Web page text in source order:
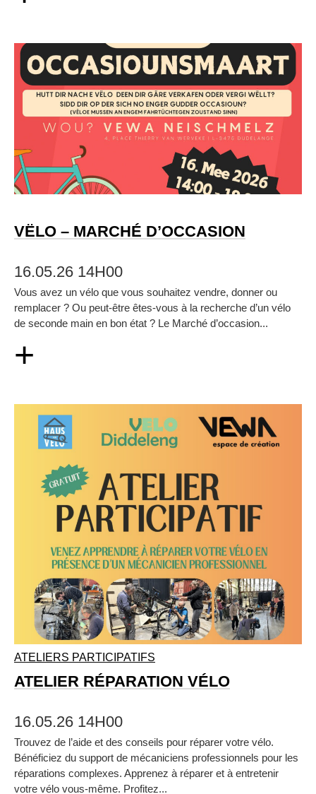
VËLO – MARCHÉ D’OCCASION
16.05.26 14H00
Vous avez un vélo que vous souhaitez vendre, donner ou
remplacer ? Ou peut‑être êtes‑vous à la recherche d’un vélo
de seconde main en bon état ? Le Marché d’occasion...
+
ATELIERS PARTICIPATIFS
ATELIER RÉPARATION VÉLO
16.05.26 14H00
Trouvez de l’aide et des conseils pour réparer votre vélo.
Bénéficiez du support de mécaniciens professionnels pour les
réparations complexes. Apprenez à réparer et à entretenir
votre vélo vous‑même. Profitez...